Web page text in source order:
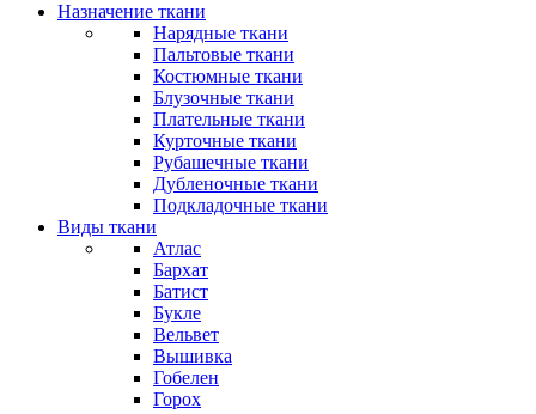
Назначение ткани
Нарядные ткани
Пальтовые ткани
Костюмные ткани
Блузочные ткани
Плательные ткани
Курточные ткани
Рубашечные ткани
Дубленочные ткани
Подкладочные ткани
Виды ткани
Атлас
Бархат
Батист
Букле
Вельвет
Вышивка
Гобелен
Горох